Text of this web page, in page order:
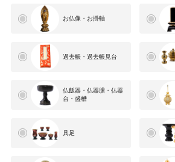
お仏像・お掛軸
過去帳・過去帳見台
仏飯器・仏器膳・仏器
台・盛槽
具足